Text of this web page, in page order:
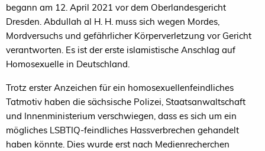
begann am 12. April 2021 vor dem Oberlandesgericht
Dresden. Abdullah al H. H. muss sich wegen Mordes,
Mordversuchs und gefährlicher Körperverletzung vor Gericht
verantworten. Es ist der erste islamistische Anschlag auf
Homosexuelle in Deutschland.
Trotz erster Anzeichen für ein homosexuellenfeindliches
Tatmotiv haben die sächsische Polizei, Staatsanwaltschaft
und Innenministerium verschwiegen, dass es sich um ein
mögliches LSBTIQ-feindliches Hassverbrechen gehandelt
haben könnte. Dies wurde erst nach Medienrecherchen